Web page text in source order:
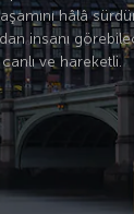
hâlâ
insanı
ve hareketli.